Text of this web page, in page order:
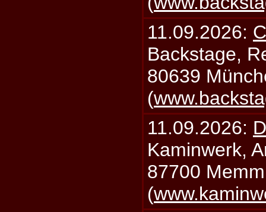
11.09.2026:
Backstage,
80639
(
11.09.2026:
Kaminwerk,
87700
(